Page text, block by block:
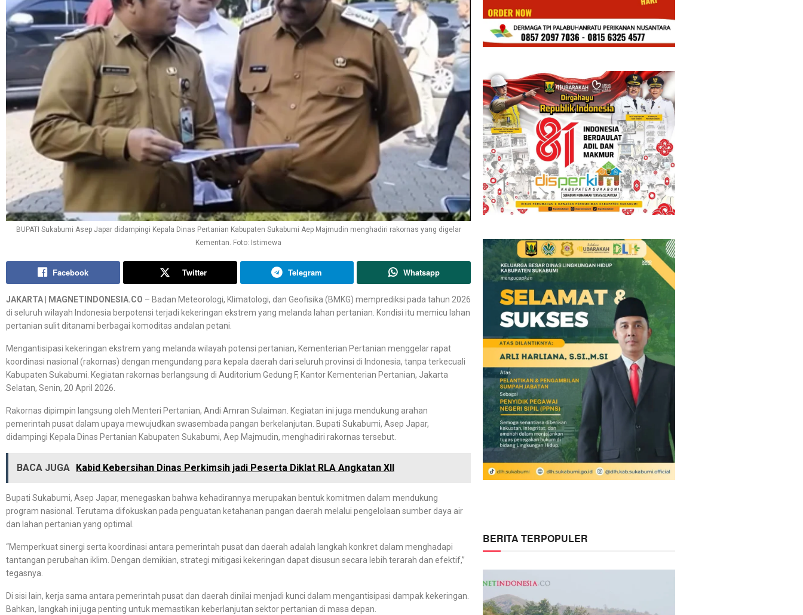
BUPATI Sukabumi Asep Japar didampingi Kepala Dinas Pertanian Kabupaten Sukabumi Aep Majmudin menghadiri rakornas yang digelar
Kementan. Foto: Istimewa
Facebook Twitter Telegram Whatsapp
JAKARTA MAGNETINDONESIA.CO – Badan Meteorologi, Klimatologi, dan Geofisika (BMKG) memprediksi pada tahun 2026
di seluruh wilayah Indonesia berpotensi terjadi kekeringan ekstrem yang melanda lahan pertanian. Kondisi itu memicu lahan
pertanian sulit ditanami berbagai komoditas andalan petani.
Mengantisipasi kekeringan ekstrem yang melanda wilayah potensi pertanian, Kementerian Pertanian menggelar rapat
koordinasi nasional (rakornas) dengan mengundang para kepala daerah dari seluruh provinsi di Indonesia, tanpa terkecuali
Kabupaten Sukabumi. Kegiatan rakornas berlangsung di Auditorium Gedung F, Kantor Kementerian Pertanian, Jakarta
Selatan, Senin, 20 April 2026.
Rakornas dipimpin langsung oleh Menteri Pertanian, Andi Amran Sulaiman. Kegiatan ini juga mendukung arahan
pemerintah pusat dalam upaya mewujudkan swasembada pangan berkelanjutan. Bupati Sukabumi, Asep Japar,
didampingi Kepala Dinas Pertanian Kabupaten Sukabumi, Aep Majmudin, menghadiri rakornas tersebut.
BACA JUGA Kabid Kebersihan Dinas Perkimsih jadi Peserta Diklat RLA Angkatan XII
Bupati Sukabumi, Asep Japar, menegaskan bahwa kehadirannya merupakan bentuk komitmen dalam mendukung
program nasional. Terutama difokuskan pada penguatan ketahanan pangan daerah melalui pengelolaan sumber daya air
dan lahan pertanian yang optimal.
“Memperkuat sinergi serta koordinasi antara pemerintah pusat dan daerah adalah langkah konkret dalam menghadapi
tantangan perubahan iklim. Dengan demikian, strategi mitigasi kekeringan dapat disusun secara lebih terarah dan efektif,”
tegasnya.
Di sisi lain, kerja sama antara pemerintah pusat dan daerah dinilai menjadi kunci dalam mengantisipasi dampak kekeringan.
Bahkan, langkah ini juga penting untuk memastikan keberlanjutan sektor pertanian di masa depan.
BERITA TERPOPULER